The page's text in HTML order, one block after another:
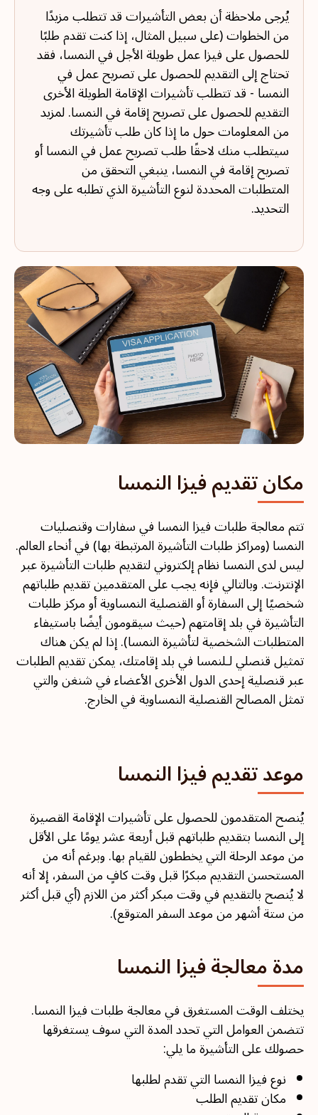
يُرجى ملاحظة أن بعض التأشيرات قد تتطلب مزيدًا
من الخطوات (على سبيل المثال، إذا كنت تقدم طلبًا
للحصول على فيزا عمل طويلة الأجل في النمسا، فقد
تحتاج إلى التقديم للحصول على تصريح عمل في
النمسا - قد تتطلب تأشيرات الإقامة الطويلة الأخرى
التقديم للحصول على تصريح إقامة في النمسا. لمزيد
من المعلومات حول ما إذا كان طلب تأشيرتك
سيتطلب منك لاحقًا طلب تصريح عمل في النمسا أو
تصريح إقامة في النمسا، ينبغي التحقق من
المتطلبات المحددة لنوع التأشيرة الذي تطلبه على وجه
التحديد.
مكان تقديم فيزا النمسا
تتم معالجة طلبات فيزا النمسا في سفارات وقنصليات
النمسا (ومراكز طلبات التأشيرة المرتبطة بها) في أنحاء العالم.
ليس لدى النمسا نظام إلكتروني لتقديم طلبات التأشيرة عبر
الإنترنت. وبالتالي فإنه يجب على المتقدمين تقديم طلباتهم
شخصيًا إلى السفارة أو القنصلية النمساوية أو مركز طلبات
التأشيرة في بلد إقامتهم (حيث سيقومون أيضًا باستيفاء
المتطلبات الشخصية لتأشيرة النمسا). إذا لم يكن هناك
تمثيل قنصلي لـلنمسا في بلد إقامتك، يمكن تقديم الطلبات
عبر قنصلية إحدى الدول الأخرى الأعضاء في شنغن والتي
تمثل المصالح القنصلية النمساوية في الخارج.
موعد تقديم فيزا النمسا
يُنصح المتقدمون للحصول على تأشيرات الإقامة القصيرة
إلى النمسا بتقديم طلباتهم قبل أربعة عشر يومًا على الأقل
من موعد الرحلة التي يخططون للقيام بها. وبرغم أنه من
المستحسن التقديم مبكرًا قبل وقت كافٍ من السفر، إلا أنه
لا يُنصح بالتقديم في وقت مبكر أكثر من اللازم (أي قبل أكثر
من ستة أشهر من موعد السفر المتوقع).
مدة معالجة فيزا النمسا
يختلف الوقت المستغرق في معالجة طلبات فيزا النمسا.
تتضمن العوامل التي تحدد المدة التي سوف يستغرقها
حصولك على التأشيرة ما يلي:
نوع فيزا النمسا التي تقدم لطلبها
مكان تقديم الطلب